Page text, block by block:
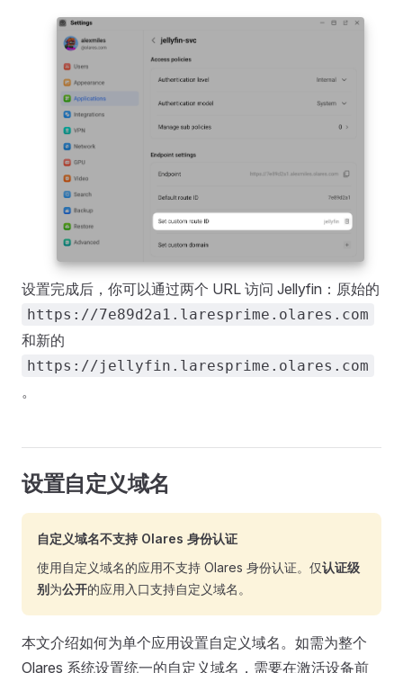
设置完成后，你可以通过两个 URL 访问 Jellyfin：原始的
https://7e89d2a1.laresprime.olares.com
和新的
https://jellyfin.laresprime.olares.com
。
设置自定义域名
自定义域名不支持 Olares 身份认证
使用自定义域名的应用不支持 Olares 身份认证。仅认证级
别为公开的应用入口支持自定义域名。
本文介绍如何为单个应用设置自定义域名。如需为整个
Olares 系统设置统一的自定义域名，需要在激活设备前